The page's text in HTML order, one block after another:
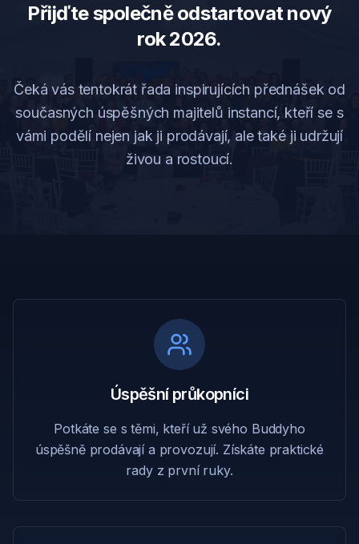
Přijďte společně odstartovat nový
rok 2026.
Čeká vás tentokrát řada inspirujících přednášek od
současných úspěšných majitelů instancí, kteří se s
vámi podělí nejen jak ji prodávají, ale také ji udržují
živou a rostoucí.
Úspěšní průkopníci
Potkáte se s těmi, kteří už svého Buddyho
úspěšně prodávají a provozují. Získáte praktické
rady z první ruky.